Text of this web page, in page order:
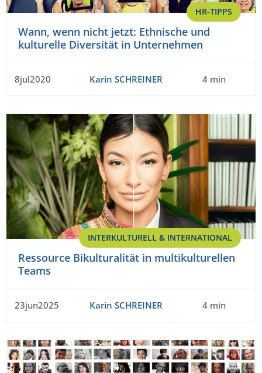
HR-TIPPS
Wann, wenn nicht jetzt: Ethnische und
kulturelle Diversität in Unternehmen
8jul2020 Karin SCHREINER 4 min
INTERKULTURELL & INTERNATIONAL
Ressource Bikulturalität in multikulturellen
Teams
23jun2025 Karin SCHREINER 4 min